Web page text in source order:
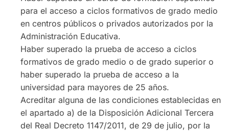
para el acceso a ciclos formativos de grado medio
en centros públicos o privados autorizados por la
Administración Educativa.
Haber superado la prueba de acceso a ciclos
formativos de grado medio o de grado superior o
haber superado la prueba de acceso a la
universidad para mayores de 25 años.
Acreditar alguna de las condiciones establecidas en
el apartado a) de la Disposición Adicional Tercera
del Real Decreto 1147/2011, de 29 de julio, por la